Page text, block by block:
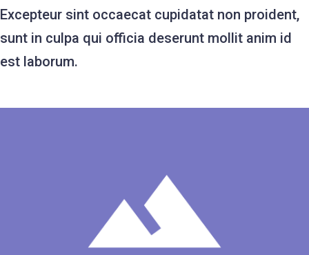
Excepteur sint occaecat cupidatat non proident,
sunt in culpa qui officia deserunt mollit anim id
est laborum.